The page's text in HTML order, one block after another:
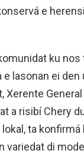
e
ku nos
lasonan ei den
Xerente
a risibí Chery
ta konfirmá
variedat di